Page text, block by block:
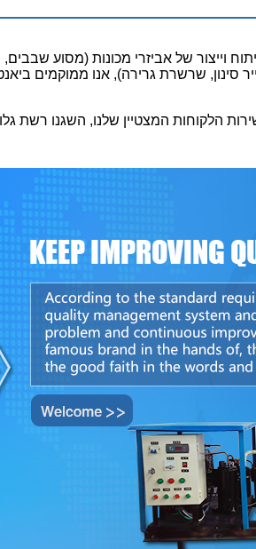
שרשרת גרירה), אנו ממוקמים
הלקוחות המצטיין שלנו, השגנו רשת